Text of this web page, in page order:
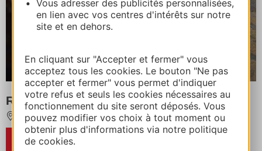
Vous adresser des publicités personnalisées,
en lien avec vos centres d'intérêts sur notre
site et en dehors.
En cliquant sur "Accepter et fermer" vous
acceptez tous les cookies. Le bouton "Ne pas
accepter et fermer" vous permet d'indiquer
votre refus et seuls les cookies nécessaires au
fonctionnement du site seront déposés. Vous
pouvez modifier vos choix à tout moment ou
obtenir plus d'informations via notre politique
de cookies.
Restaurant - La Camargue
AIGUES-MORTES
RÉSERVER